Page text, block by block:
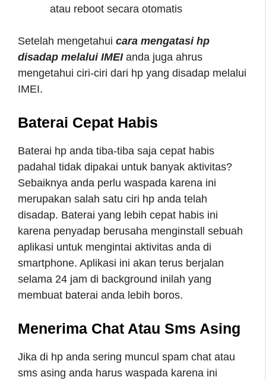
atau reboot secara otomatis
Setelah mengetahui cara mengatasi hp
disadap melalui IMEIanda juga ahrus
mengetahui ciri-ciri dari hp yang disadap melalui
IMEI.
Baterai Cepat Habis
Baterai hp anda tiba-tiba saja cepat habis
padahal tidak dipakai untuk banyak aktivitas?
Sebaiknya anda perlu waspada karena ini
merupakan salah satu ciri hp anda telah
disadap. Baterai yang lebih cepat habis ini
karena penyadap berusaha menginstall sebuah
aplikasi untuk mengintai aktivitas anda di
smartphone. Aplikasi ini akan terus berjalan
selama 24 jam di background inilah yang
membuat baterai anda lebih boros.
Menerima Chat Atau Sms Asing
Jika di hp anda sering muncul spam chat atau
sms asing anda harus waspada karena ini